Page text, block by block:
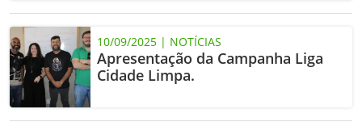
10/09/2025 | NOTÍCIAS
Apresentação da Campanha Liga
Cidade Limpa.